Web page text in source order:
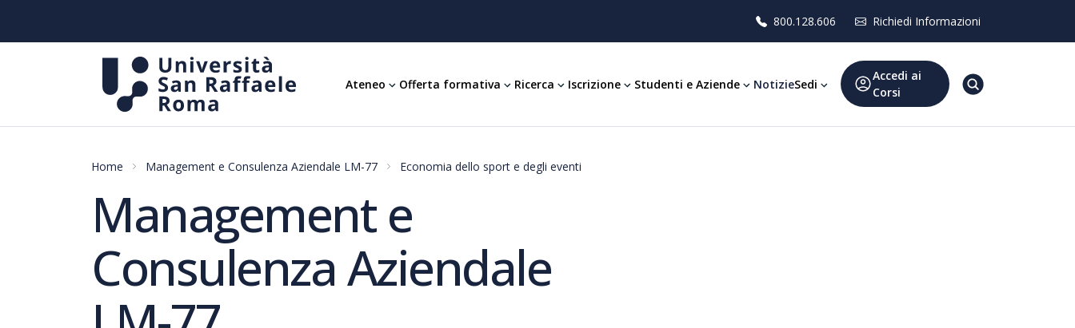
800.128.606 Richiedi Informazioni
Ateneo Offerta formativa Ricerca Iscrizione Studenti e Aziende NotizieSedi
Accedi ai
Corsi
Home Management e Consulenza Aziendale LM-77 Economia dello sport e degli eventi
Management e
Consulenza Aziendale